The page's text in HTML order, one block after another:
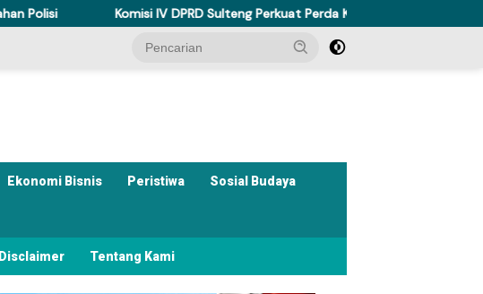
Komisi IV DPRD Sulteng Perkuat Perda Kesehatan Dukung Program Berani
Ekonomi Bisnis Peristiwa Sosial Budaya
Disclaimer Tentang Kami